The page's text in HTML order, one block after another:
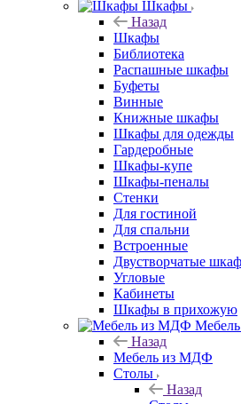
Шкафы
Назад
Шкафы
Библиотека
Распашные шкафы
Буфеты
Винные
Книжные шкафы
Шкафы для одежды
Гардеробные
Шкафы-купе
Шкафы-пеналы
Стенки
Для гостиной
Для спальни
Встроенные
Двустворчатые
Угловые
Кабинеты
Шкафы в прихожую
Назад
Мебель из МДФ
Столы
Назад